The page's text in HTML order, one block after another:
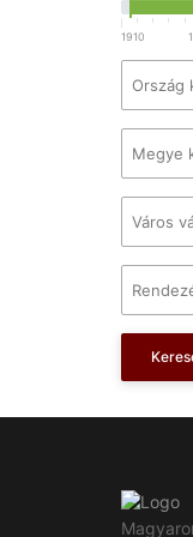
1910
Ország
Megye
Város